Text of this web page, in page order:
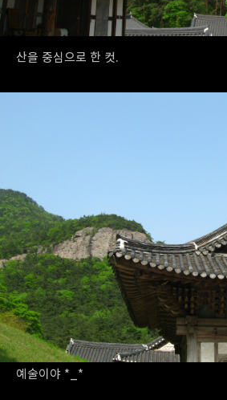
산을 중심으로 한 컷.
예술이야 *_*